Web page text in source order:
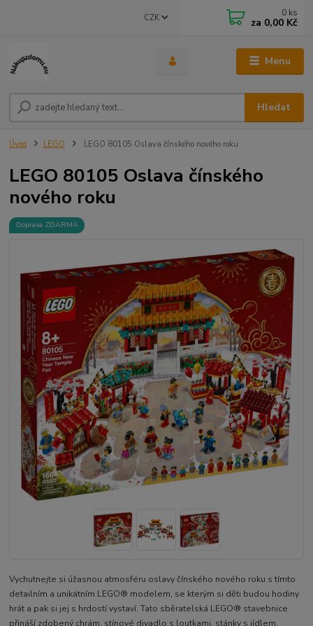
Menu
CZK
Hledat
0 ks
za 0,00 Kč
Úvod LEGO LEGO 80105 Oslava čínského nového roku
LEGO 80105 Oslava čínského
nového roku
Doprava ZDARMA
Vychutnejte si úžasnou atmosféru oslavy čínského nového roku s tímto
detailním a unikátním LEGO® modelem, se kterým si děti budou hodiny
hrát a pak si jej s hrdostí vystaví. Tato sběratelská LEGO® stavebnice
přináší zdobený chrám, stínové divadlo s loutkami, stánky s jídlem,